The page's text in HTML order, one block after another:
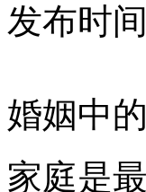
发布时
婚姻中
家庭是